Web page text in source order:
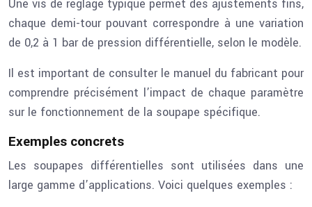
Une vis de réglage typique permet des ajustements fins,
chaque demi-tour pouvant correspondre à une variation
de 0,2 à 1 bar de pression différentielle, selon le modèle.
Il est important de consulter le manuel du fabricant pour
comprendre précisément l’impact de chaque paramètre
sur le fonctionnement de la soupape spécifique.
Exemples concrets
Les soupapes différentielles sont utilisées dans une
large gamme d’applications. Voici quelques exemples :